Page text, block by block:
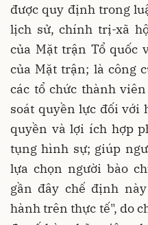
được quy định trong
lịch sử, chính trị-xã
của Mặt trận Tổ quốc
của Mặt trận; là công
các tổ chức thành
soát quyền lực đối với
quyền và lợi ích hợp
tụng hình sự; giúp
lựa chọn người bào
gần đây chế định
hành trên thực tế", do